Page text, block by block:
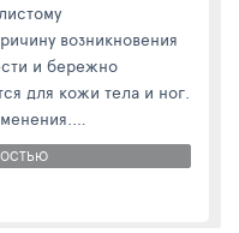
возникновения
и бережно
для кожи тела и ног.